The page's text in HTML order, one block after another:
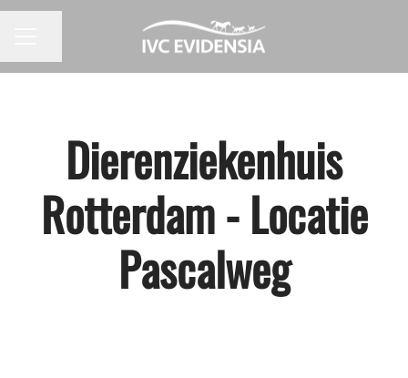
Dierenziekenhuis
Rotterdam - Locatie
Pascalweg